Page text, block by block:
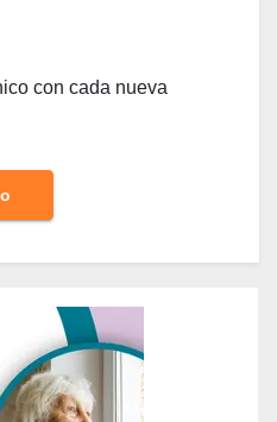
con cada nueva